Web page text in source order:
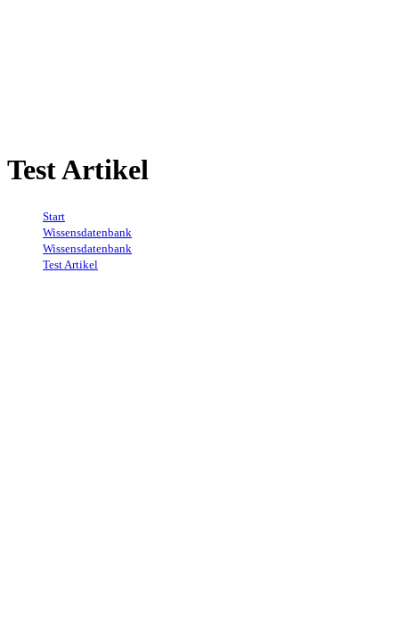
Test Artikel
Start
Wissensdatenbank
Wissensdatenbank
Test Artikel